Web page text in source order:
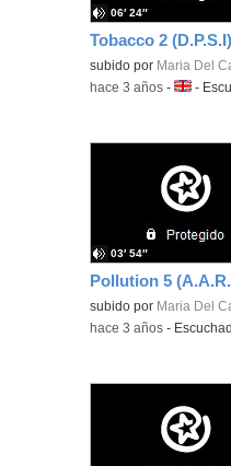
Tobacco 2 (D.P.S.I)
subido por Maria Del
06′ 24″
-hace 3 años -Idioma:
-
Pollution 5
subido por Maria Del
03′ 54″
-hace 3 años -